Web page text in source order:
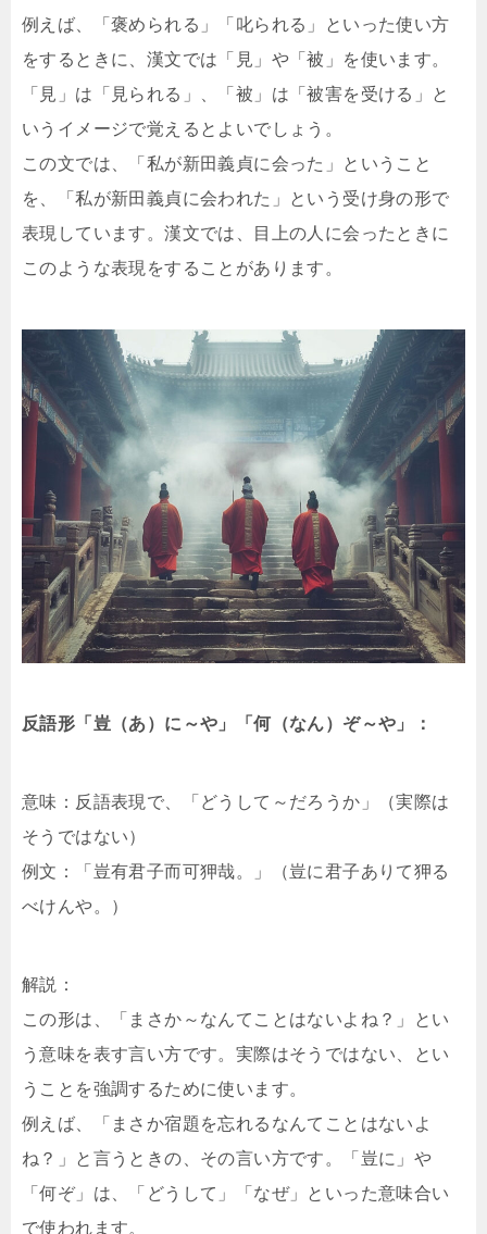
例えば、「褒められる」「叱られる」といった使い方
をするときに、漢文では「見」や「被」を使います。
「見」は「見られる」、「被」は「被害を受ける」と
いうイメージで覚えるとよいでしょう。
この文では、「私が新田義貞に会った」ということ
を、「私が新田義貞に会われた」という受け身の形で
表現しています。漢文では、目上の人に会ったときに
このような表現をすることがあります。
反語形「豈（あ）に～や」「何（なん）ぞ～や」：
意味：反語表現で、「どうして～だろうか」（実際は
そうではない）
例文：「豈有君子而可狎哉。」（豈に君子ありて狎る
べけんや。）
解説：
この形は、「まさか～なんてことはないよね？」とい
う意味を表す言い方です。実際はそうではない、とい
うことを強調するために使います。
例えば、「まさか宿題を忘れるなんてことはないよ
ね？」と言うときの、その言い方です。「豈に」や
「何ぞ」は、「どうして」「なぜ」といった意味合い
で使われます。